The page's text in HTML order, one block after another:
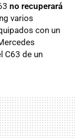
no recuperará
varios
con un
C63 de un